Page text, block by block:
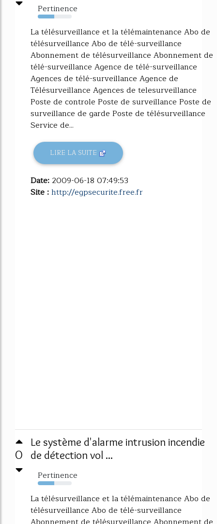
Pertinence
48%
La télésurveillance et la télémaintenance Abo de
télésurveillance Abo de télé-surveillance
Abonnement de télésurveillance Abonnement de
télé-surveillance Agence de télé-surveillance
Agences de télé-surveillance Agence de
Télésurveillance Agences de telesurveillance
Poste de controle Poste de surveillance Poste de
surveillance de garde Poste de télésurveillance
Service de...
LIRE LA SUITE
Date: 2009-06-18 07:49:53
Site :http://egpsecurite.free.fr
0
Le système d'alarme intrusion incendie
de détection vol ...
Pertinence
48%
La télésurveillance et la télémaintenance Abo de
télésurveillance Abo de télé-surveillance